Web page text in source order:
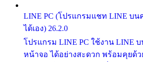
LINE PC (โปรแกรมแชท LINE บน
ได้เอง) 26.2.0
โปรแกรม LINE PC ใช้งาน LINE
หน้าจอ ได้อย่างสะดวก พร้อมคุยด้ว